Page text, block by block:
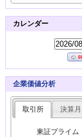
カレンダー
企業価値分析
取引所 決算月
東証プライム